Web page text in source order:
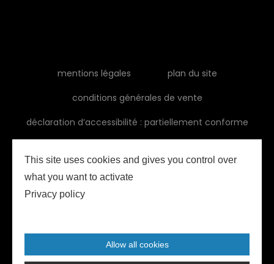
mentions légales
plan du site
conditions générales de vente
déclaration d’accessibilité : partiellement conforme
This site uses cookies and gives you control over
what you want to activate
Privacy policy
Allow all cookies